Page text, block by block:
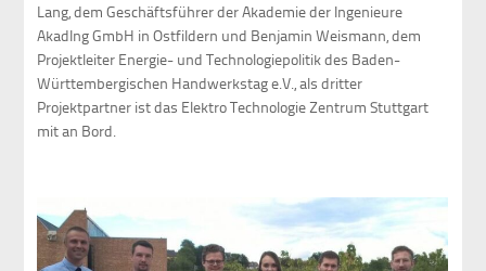
Lang, dem Geschäftsführer der Akademie der Ingenieure
AkadIng GmbH in Ostfildern und Benjamin Weismann, dem
Projektleiter Energie- und Technologiepolitik des Baden-
Württembergischen Handwerkstag e.V., als dritter
Projektpartner ist das Elektro Technologie Zentrum Stuttgart
mit an Bord.